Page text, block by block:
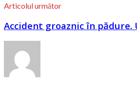
Articolul următor
Accident groaznic în pădure.